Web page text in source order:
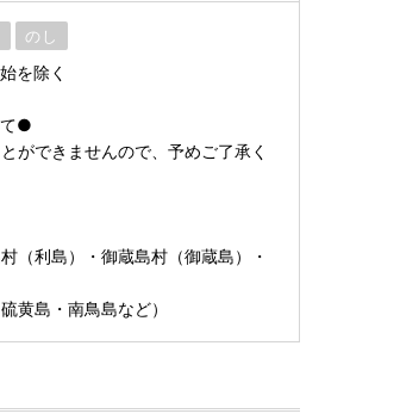
のし
を除く
て●
ができませんので、予めご了承く
（利島）・御蔵島村（御蔵島）・
黄島・南鳥島など）